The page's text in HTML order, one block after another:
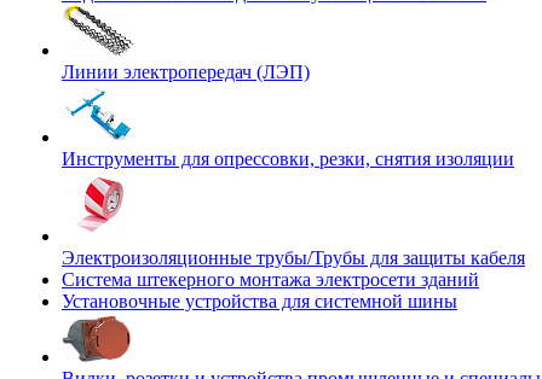
Линии электропередач (ЛЭП)
Инструменты для опрессовки, резки, снятия изоляции
Электроизоляционные трубы/Трубы для защиты кабеля
Система штекерного монтажа электросети зданий
Установочные устройства для системной шины